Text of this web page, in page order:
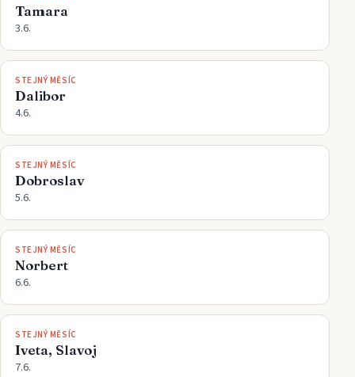
Tamara
3.6.
STEJNÝ MĚSÍC
Dalibor
4.6.
STEJNÝ MĚSÍC
Dobroslav
5.6.
STEJNÝ MĚSÍC
Norbert
6.6.
STEJNÝ MĚSÍC
Iveta, Slavoj
7.6.